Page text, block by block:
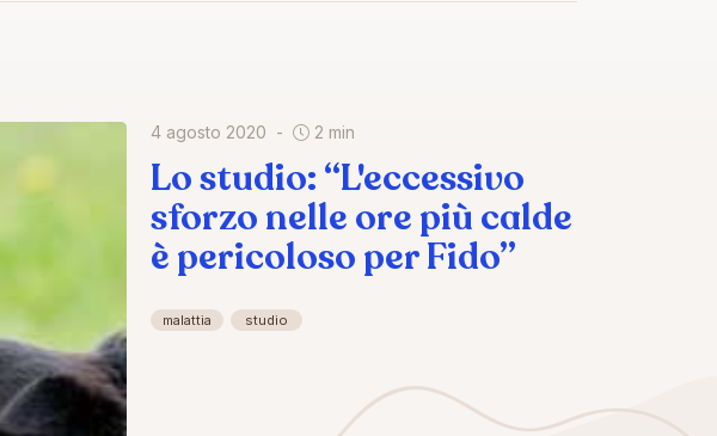
4 agosto 2020 2 min
Lo studio: “L'eccessivo
sforzo nelle ore più calde
è pericoloso per Fido”
malattia studio